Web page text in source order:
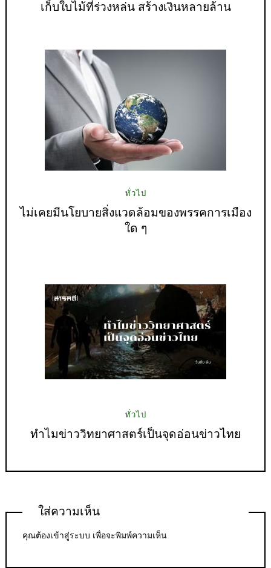
เก็บใบไม้ที่ร่วงหล่น สร้างเงินหลายล้าน
ทั่วไป
ไม่เคยมีนโยบายสิ่งแวดล้อมของพรรคการเมือง
ใด ๆ
ทั่วไป
ทำไมข่าววิทยาศาสตร์เป็นจุดอ่อนข่าวไทย
ใส่ความเห็น
คุณต้องเข้าสู่ระบบ เพื่อจะพิมพ์ความเห็น